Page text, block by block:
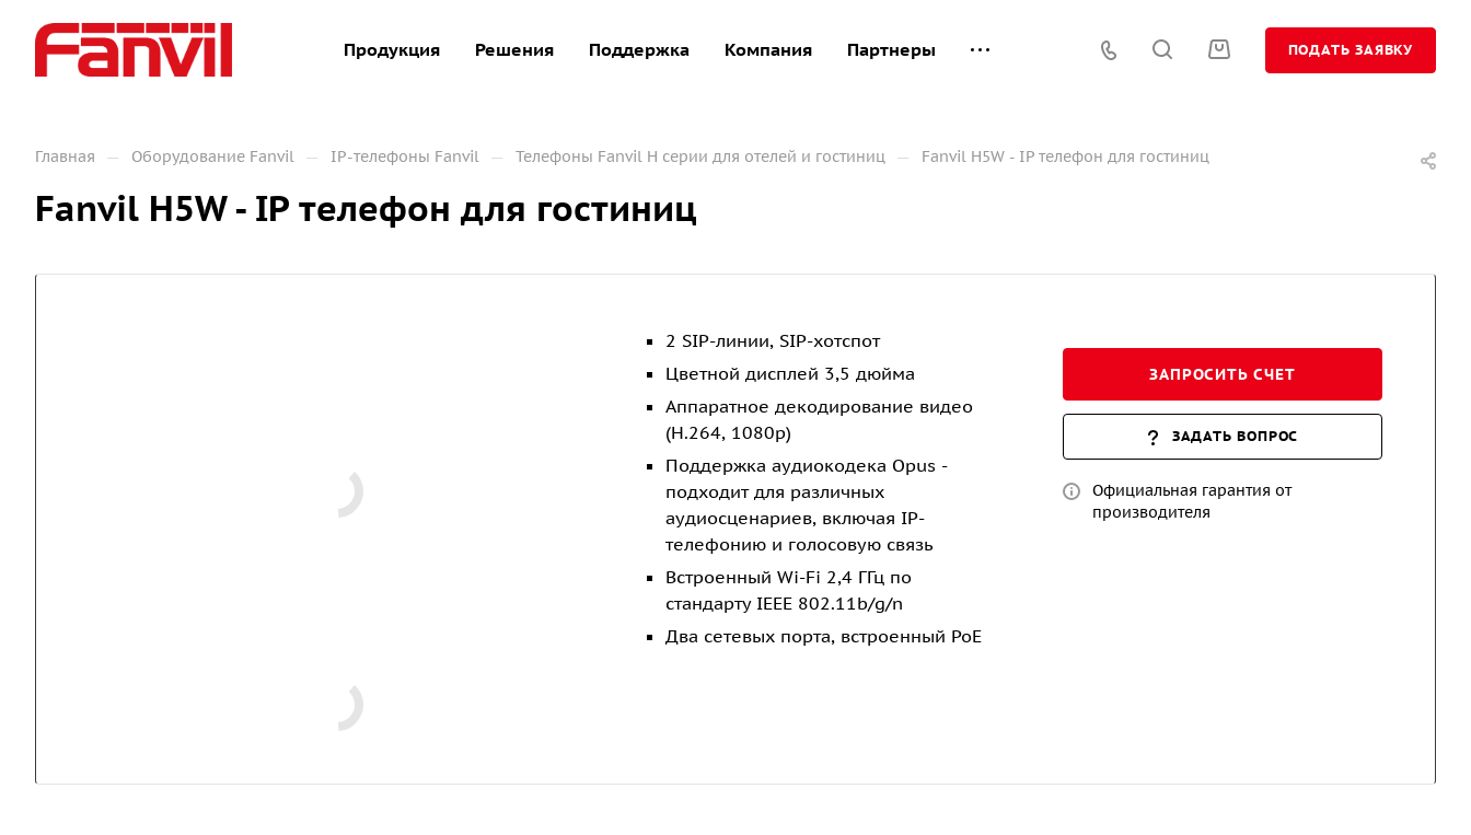
Продукция Решения Поддержка Компания Партнеры ПОДАТЬ ЗАЯВКУ
Главная — Оборудование Fanvil — IP-телефоны Fanvil — Телефоны Fanvil H серии для отелей и гостиниц — Fanvil H5W - IP телефон для гостиниц
Fanvil H5W - IP телефон для гостиниц
2 SIP-линии, SIP-хотспот
Цветной дисплей 3,5 дюйма
Аппаратное декодирование видео
(H.264, 1080p)
Поддержка аудиокодека Opus -
подходит для различных
аудиосценариев, включая IP-
телефонию и голосовую связь
Встроенный Wi-Fi 2,4 ГГц по
стандарту IEEE 802.11b/g/n
Два сетевых порта, встроенный PoE
ЗАПРОСИТЬ СЧЕТ
ЗАДАТЬ ВОПРОС
Официальная гарантия от
производителя